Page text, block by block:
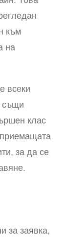
към
на
всеки
същи
клас
за да се
за заявка,